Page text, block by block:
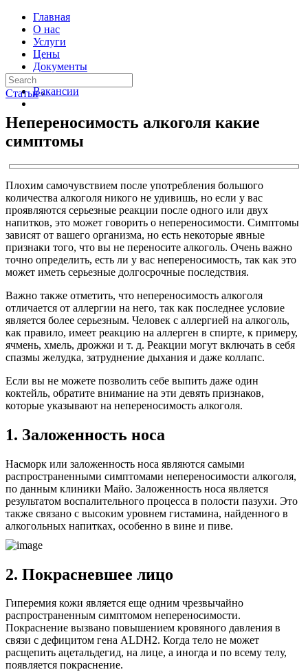
Главная
О нас
Услуги
Цены
Документы
Контакты
Вакансии
Статьи ›
Непереносимость алкоголя какие
симптомы
Плохим самочувствием после употребления большого
количества алкоголя никого не удивишь, но если у вас
проявляются серьезные реакции после одного или двух
напитков, это может говорить о непереносимости. Симптомы
зависят от вашего организма, но есть некоторые явные
признаки того, что вы не переносите алкоголь. Очень важно
точно определить, есть ли у вас непереносимость, так как это
может иметь серьезные долгосрочные последствия.
Важно также отметить, что непереносимость алкоголя
отличается от аллергии на него, так как последнее условие
является более серьезным. Человек с аллергией на алкоголь,
как правило, имеет реакцию на аллерген в спирте, к примеру,
ячмень, хмель, дрожжи и т. д. Реакции могут включать в себя
спазмы желудка, затруднение дыхания и даже коллапс.
Если вы не можете позволить себе выпить даже один
коктейль, обратите внимание на эти девять признаков,
которые указывают на непереносимость алкоголя.
1. Заложенность носа
Насморк или заложенность носа являются самыми
распространенными симптомами непереносимости алкоголя,
по данным клиники Майо. Заложенность носа является
результатом воспалительного процесса в полости пазухи. Это
также связано с высоким уровнем гистамина, найденного в
алкогольных напитках, особенно в вине и пиве.
2. Покрасневшее лицо
Гиперемия кожи является еще одним чрезвычайно
распространенным симптомом непереносимости.
Покраснение вызвано повышением кровяного давления в
связи с дефицитом гена ALDH2. Когда тело не может
расщепить ацетальдегид, на лице, а иногда и по всему телу,
появляется покраснение.